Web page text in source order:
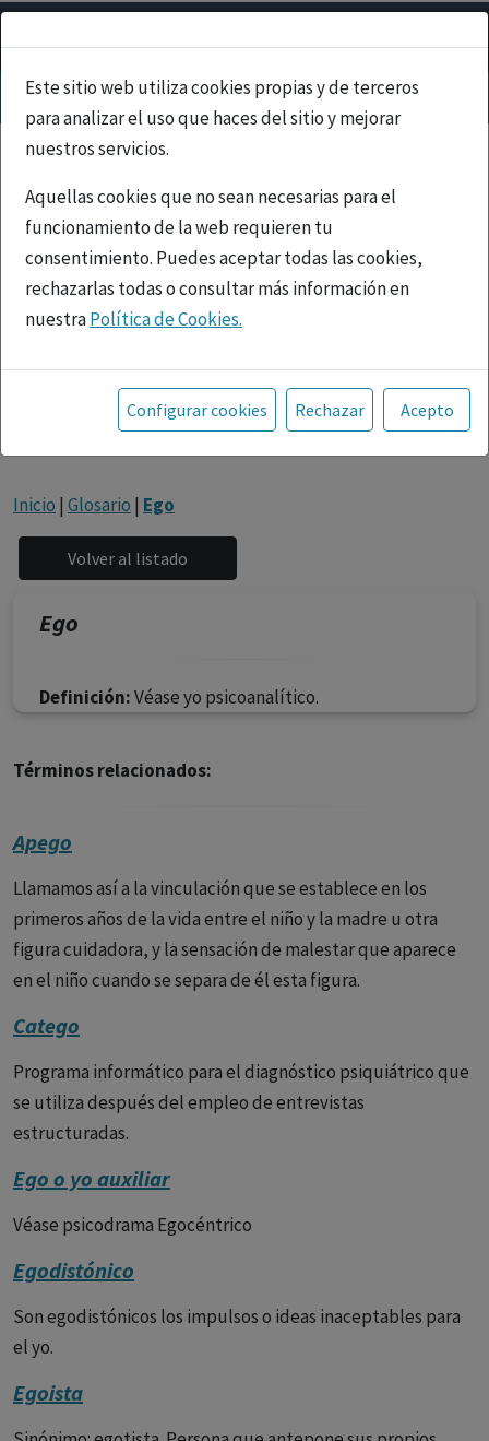
Este sitio web utiliza cookies propias y de terceros
para analizar el uso que haces del sitio y mejorar
nuestros servicios.
Aquellas cookies que no sean necesarias para el
funcionamiento de la web requieren tu
consentimiento. Puedes aceptar todas las cookies,
rechazarlas todas o consultar más información en
nuestraPolítica de Cookies.
Toda la información incluida en la Página Web está
referida a productos del mercado español y, por
tanto, dirigida a profesionales sanitarios legalmente
facultados para prescribir o dispensar medicamentos
fármacos se facilita a título meramente informativo,
siendo responsabilidad de los profesionales
facultados prescribir medicamentos y decidir, en cada
caso concreto, el tratamiento más adecuado a las
necesidades del paciente.
Configurar cookies Rechazar Acepto
Inicio | Glosario | Ego
Ego
Definición:Véase yo psicoanalítico.
Términos relacionados:
Apego
Llamamos así a la vinculación que se establece en los
primeros años de la vida entre el niño y la madre u otra
figura cuidadora, y la sensación de malestar que aparece
en el niño cuando se separa de él esta figura.
Catego
Programa informático para el diagnóstico psiquiátrico que
se utiliza después del empleo de entrevistas
estructuradas.
Ego o yo auxiliar
Véase psicodrama Egocéntrico
Egodistónico
Son egodistónicos los impulsos o ideas inaceptables para
el yo.
Egoista